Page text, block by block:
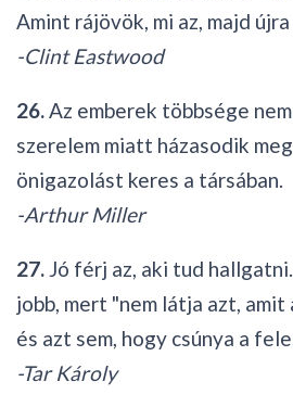
Amint rájövök, mi az, majd
-Clint Eastwood
26.Az emberek többsége
szerelem miatt házasodik
önigazolást keres a társában.
-Arthur Miller
27. Jó férj az, aki tud
jobb, mert "nem látja azt, amit
és azt sem, hogy csúnya a
-Tar Károly